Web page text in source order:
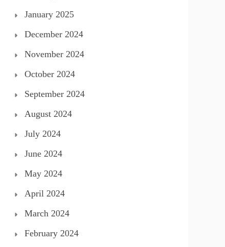
January 2025
December 2024
November 2024
October 2024
September 2024
August 2024
July 2024
June 2024
May 2024
April 2024
March 2024
February 2024